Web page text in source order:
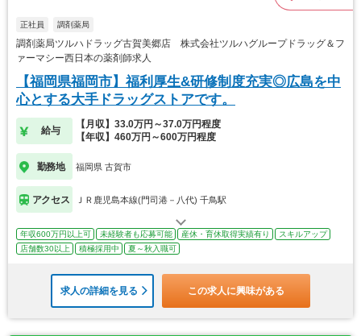
正社員 調剤薬局
調剤薬局ツルハドラッグ古賀美郷店 株式会社ツルハグループドラッグ＆フ
ァーマシー西日本の薬剤師求人
【福岡県福岡市】福利厚生&研修制度充実◎広島を中
心とする大手ドラッグストアです。
給与
【月収】33.0万円～37.0万円程度
【年収】460万円～600万円程度
勤務地 福岡県 古賀市
アクセス ＪＲ鹿児島本線(門司港－八代) 千鳥駅
年収600万円以上可 未経験者も応募可能 産休・育休取得実績有り
スキルアップ
店舗数30以上
積極採用中 夏～秋入職可
求人の詳細を見る この求人に興味がある